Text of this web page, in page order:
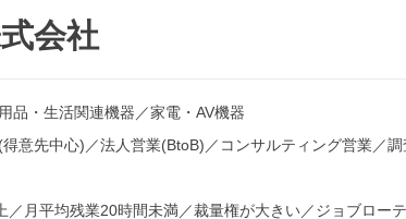
会社
品・生活関連機器 ／家電・AV機器
意先中心) ／法人営業(BtoB) ／ コンサルティング営業／調
／ 月平均残業20時間未満／裁量権が大きい／ジョブロー